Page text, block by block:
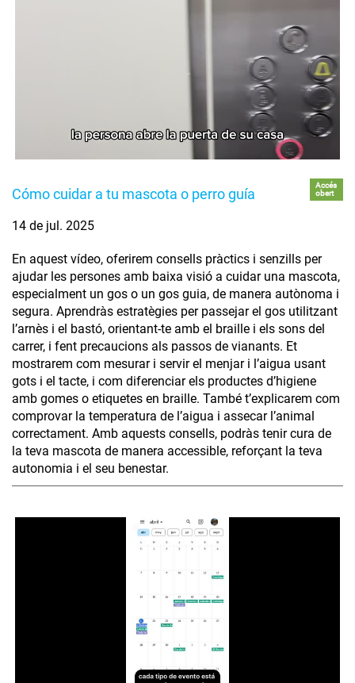
Cómo cuidar a tu mascota o perro guía
Accés
obert
14 de jul. 2025
En aquest vídeo, oferirem consells pràctics i senzills per
ajudar les persones amb baixa visió a cuidar una mascota,
especialment un gos o un gos guia, de manera autònoma i
segura. Aprendràs estratègies per passejar el gos utilitzant
l’arnès i el bastó, orientant-te amb el braille i els sons del
carrer, i fent precaucions als passos de vianants. Et
mostrarem com mesurar i servir el menjar i l’aigua usant
gots i el tacte, i com diferenciar els productes d’higiene
amb gomes o etiquetes en braille. També t’explicarem com
comprovar la temperatura de l’aigua i assecar l’animal
correctament. Amb aquests consells, podràs tenir cura de
la teva mascota de manera accessible, reforçant la teva
autonomia i el seu benestar.